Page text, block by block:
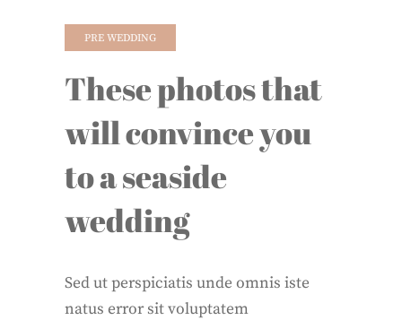
These photos that
will convince you
to a seaside
wedding
PRE WEDDING
Sed ut perspiciatis unde omnis iste
natus error sit voluptatem